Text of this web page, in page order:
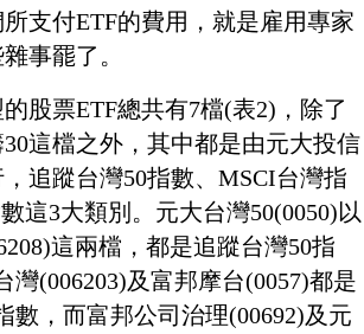
支付ETF的費用，就是雇用專家
事罷了。
股票ETF總共有7檔(表2)，除了
這檔之外，其中都是由元大投信
追蹤台灣50指數、MSCI台灣指
這3大類別。元大台灣50(0050)以
這兩檔，都是追蹤台灣50指
灣(006203)及富邦摩台(0057)都是
數，而富邦公司治理(00692)及元